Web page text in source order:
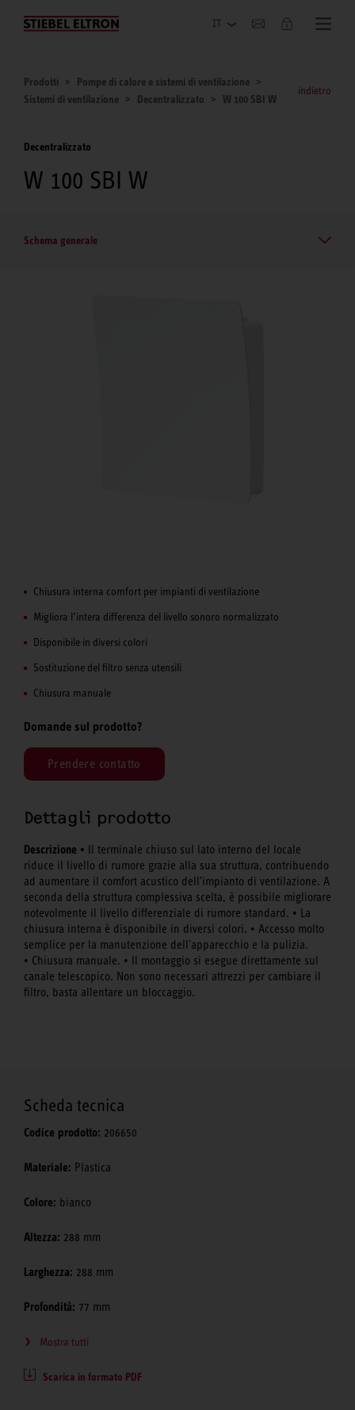
Azienda
Prodotti
Pompe di calore e sistemi di ventilazione
Sistemi di ventilazione
Decentralizzato W 100 SBI W
indietro
Decentralizzato
W 100 SBI W
Schema generale
Chiusura interna comfort per impianti di ventilazione
Migliora l’intera differenza del livello sonoro normalizzato
Disponibile in diversi colori
Sostituzione del filtro senza utensili
Chiusura manuale
Domande sul prodotto?
Prendere contatto
Dettagli prodotto
Descrizione •
Il terminale chiuso sul lato interno del locale
riduce il livello di rumore grazie alla sua struttura, contribuendo
ad aumentare il comfort acustico dell'impianto di ventilazione. A
seconda della struttura complessiva scelta, è possibile migliorare
notevolmente il livello differenziale di rumore standard. • La
chiusura interna è disponibile in diversi colori. • Accesso molto
semplice per la manutenzione dell'apparecchio e la pulizia.
• Chiusura manuale. • Il montaggio si esegue direttamente sul
canale telescopico. Non sono necessari attrezzi per cambiare il
filtro, basta allentare un bloccaggio.
Scheda tecnica
Codice prodotto: 206650
Materiale: Plastica
Colore: bianco
Altezza: 288 mm
Larghezza: 288 mm
Profondità: 77 mm
Mostra tutti
Scarica in formato PDF